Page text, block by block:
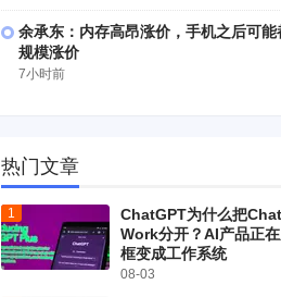
余承东：内存高昂涨价，手机之后可能
规模涨价
7小时前
热门文章
ChatGPT为什么把
Work分开？AI产品正
框变成工作系统
08-03